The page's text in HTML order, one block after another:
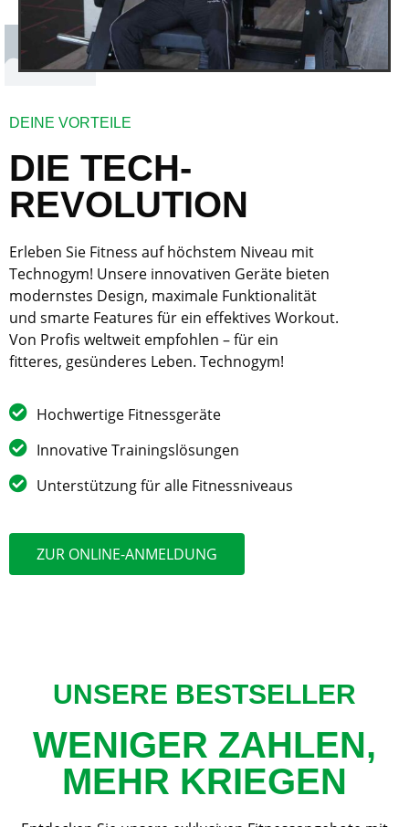
DEINE VORTEILE
DIE TECH-
REVOLUTION
Erleben Sie Fitness auf höchstem Niveau mit
Technogym! Unsere innovativen Geräte bieten
modernstes Design, maximale Funktionalität
und smarte Features für ein effektives Workout.
Von Profis weltweit empfohlen – für ein
fitteres, gesünderes Leben. Technogym!
Hochwertige Fitnessgeräte
Innovative Trainingslösungen
Unterstützung für alle Fitnessniveaus
ZUR ONLINE-ANMELDUNG
UNSERE BESTSELLER
WENIGER ZAHLEN,
MEHR KRIEGEN